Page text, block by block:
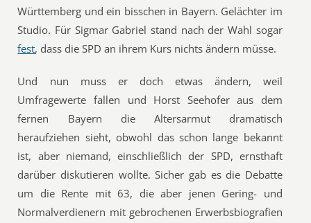
Württemberg und ein bisschen in Bayern. Gelächter im
Studio. Für Sigmar Gabriel stand nach der Wahl sogar
fest, dass die SPD an ihrem Kurs nichts ändern müsse.
Und nun muss er doch etwas ändern, weil
Umfragewerte fallen und Horst Seehofer aus dem
fernen Bayern die Altersarmut dramatisch
heraufziehen sieht, obwohl das schon lange bekannt
ist, aber niemand, einschließlich der SPD, ernsthaft
darüber diskutieren wollte. Sicher gab es die Debatte
um die Rente mit 63, die aber jenen Gering- und
Normalverdienern mit gebrochenen Erwerbsbiografien